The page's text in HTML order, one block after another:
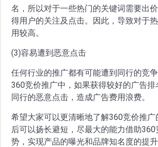
名，所以对于一些热门的关键词需要出
得用户的关注及点击。因此，导致对于
用较高。
(3)容易遭到恶意点击
任何行业的推广都有可能遭到同行的竞
360竞价推广中，如果获得较好的广告排
同行的恶意点击，造成广告费用浪费。
希望大家可以更清晰地了解360竞价推
后可以扬长避短，尽最大的能力借助
势，实现产品的曝光和品牌知名度的提升